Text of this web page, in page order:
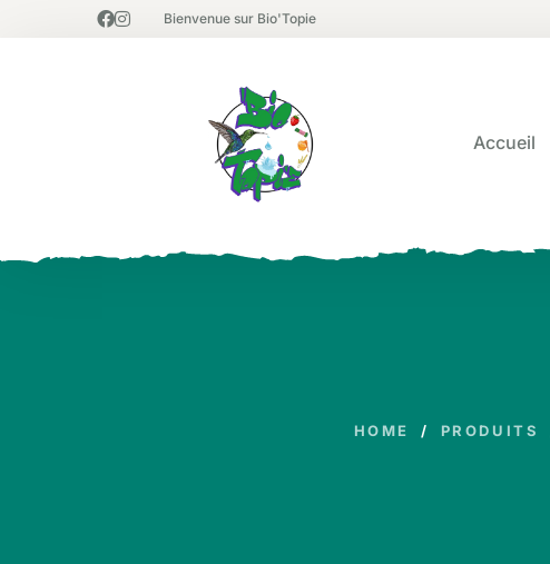
Bienvenue sur Bio'Topie
Accueil
HOME / PRODUITS